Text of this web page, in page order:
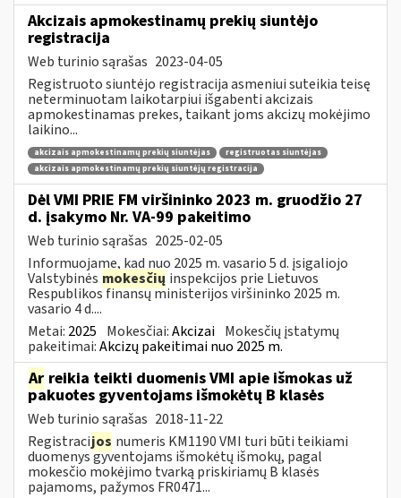
Akcizais apmokestinamų prekių siuntėjo
registracija
Web turinio sąrašas 2023-04-05
Registruoto siuntėjo registracija asmeniui suteikia teisę
neterminuotam laikotarpiui išgabenti akcizais
apmokestinamas prekes, taikant joms akcizų mokėjimo
laikino...
akcizais apmokestinamų prekių siuntėjas
registruotas siuntėjas
akcizais apmokestinamų prekių siuntėjų registracija
Dėl VMI PRIE FM viršininko 2023 m. gruodžio 27
d. įsakymo Nr. VA-99 pakeitimo
Web turinio sąrašas 2025-02-05
Informuojame, kad nuo 2025 m. vasario 5 d. įsigaliojo
Valstybinės mokesčių inspekcijos prie Lietuvos
Respublikos finansų ministerijos viršininko 2025 m.
vasario 4 d....
Metai: 2025 Mokesčiai:Akcizai Mokesčių įstatymų
pakeitimai:Akcizų pakeitimai nuo 2025 m.
Ar reikia teikti duomenis VMI apie išmokas už
pakuotes gyventojams išmokėtų B klasės
Web turinio sąrašas 2018-11-22
Registracijos numeris KM1190 VMI turi būti teikiami
duomenys gyventojams išmokėtų išmokų, pagal
mokesčio mokėjimo tvarką priskiriamų B klasės
pajamoms, pažymos FR0471...